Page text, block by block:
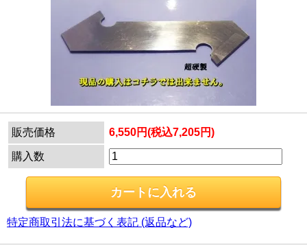
販売価格 6,550円(税込7,205円)
購入数
特定商取引法に基づく表記 (返品など)